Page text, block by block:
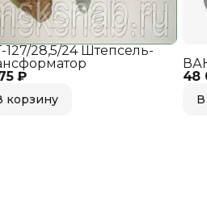
₽
28,5/24 Штепсель-
корзину
48
В